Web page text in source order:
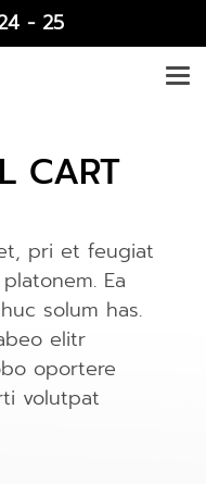
- 25
CART
pri et feugiat
Ea
solum has.
elitr
oportere
volutpat